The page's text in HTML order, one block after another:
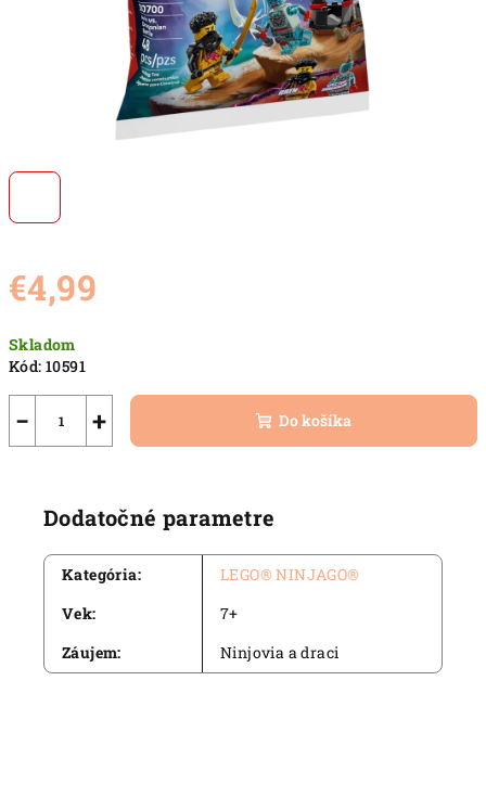
€4,99
cena:
Skladom
Kód: 10591
+
− Do košíka
Dodatočné parametre
Kategória:
LEGO® NINJAGO®
Vek:
7+
Záujem: Ninjovia a draci